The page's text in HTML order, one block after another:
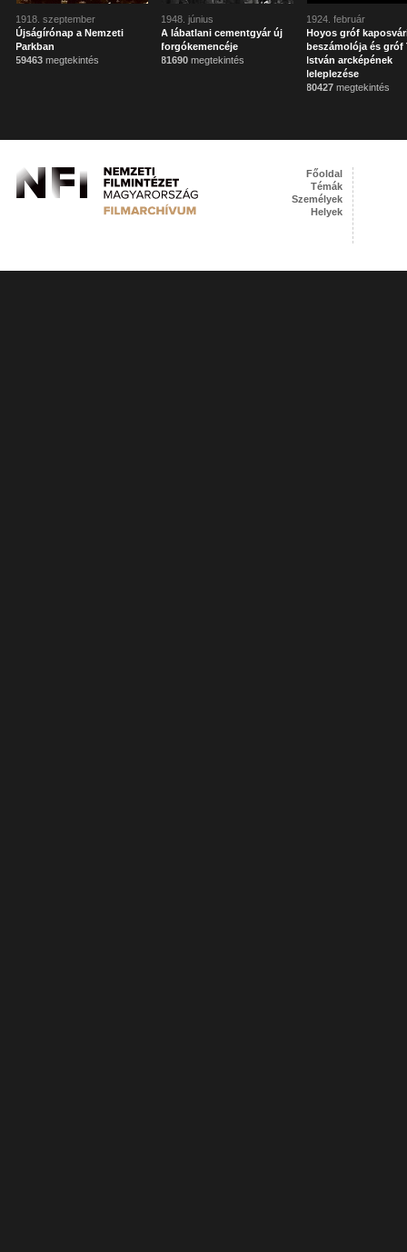
1918. szeptember
Újságírónap a Nemzeti
Parkban
59463 megtekintés
1948. június
A lábatlani cementgyár új
forgókemencéje
81690 megtekintés
1924. február
Hoyos gróf
beszámolója és gróf
István arcképének
leleplezése
80427 megtekintés
Főoldal
Témák
Személyek
Helyek